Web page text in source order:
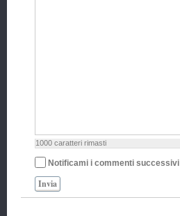
1000 caratteri rimasti
Notificami i commenti successivi
Invia